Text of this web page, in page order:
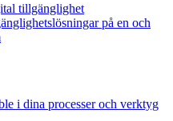
tillgänglighet
på en och
i dina processer och verktyg